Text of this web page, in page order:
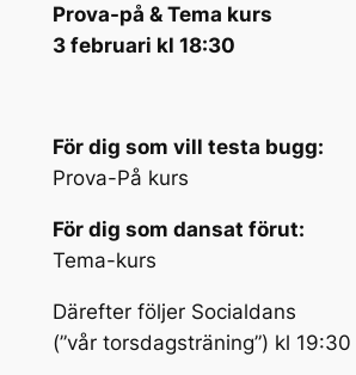
Prova-på & Tema kurs
3 februari kl 18:30
För dig som vill testa bugg:
Prova-På kurs
För dig som dansat förut:
Tema-kurs
Därefter följer Socialdans
(”vår torsdagsträning”) kl 19:30